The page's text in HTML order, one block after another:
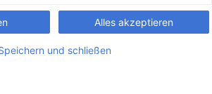
Alles akzeptieren
und schließen